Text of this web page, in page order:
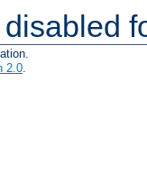
2.0.